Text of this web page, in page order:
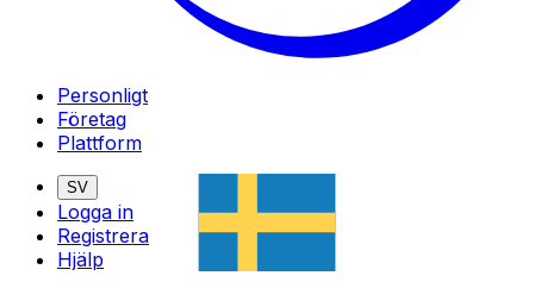
Personligt
Företag
Plattform
SV
Logga in
Registrera
Hjälp